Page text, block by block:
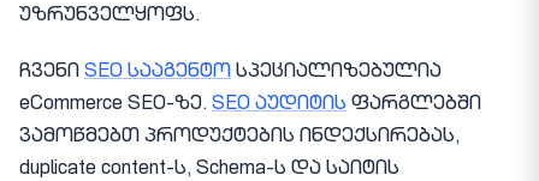
უზრუნველყოფს.
ჩვენი SEO სააგენტო სპეციალიზებულია
eCommerce SEO-ზე. SEO აუდიტის ფარგლებში
ვამოწმებთ პროდუქტების ინდექსირებას,
duplicate content-ს, Schema-ს და საიტის